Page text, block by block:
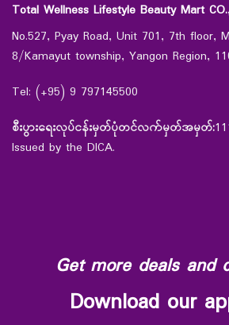
Total Wellness Lifestyle Beauty Mart
No.527, Pyay Road, Unit 701, 7th floor,
8/Kamayut township, Yangon Region,
Tel: (+95) 9 797145500
စီးပွားရေးလုပ်ငန်းမှတ်ပုံတင်လက်မှတ်အမှတ်:
Issued by the DICA.
Get more deals and
Download our